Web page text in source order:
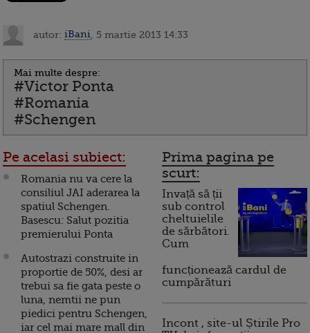
autor: iBani , 5 martie 2013 14:33
Mai multe despre:
#Victor Ponta
#Romania
#Schengen
Pe acelasi subiect:
Romania nu va cere la
consiliul JAI aderarea la
spatiul Schengen.
Basescu: Salut pozitia
premierului Ponta
Autostrazi construite in
proportie de 50%, desi ar
trebui sa fie gata peste o
luna, nemtii ne pun
piedici pentru Schengen,
iar cel mai mare mall din
Prima pagina pe
scurt:
Invață să ții
sub control
cheltuielile
de sărbători.
Cum
funcționează cardul de
cumpărături
Incont , site-ul Știrile Pro